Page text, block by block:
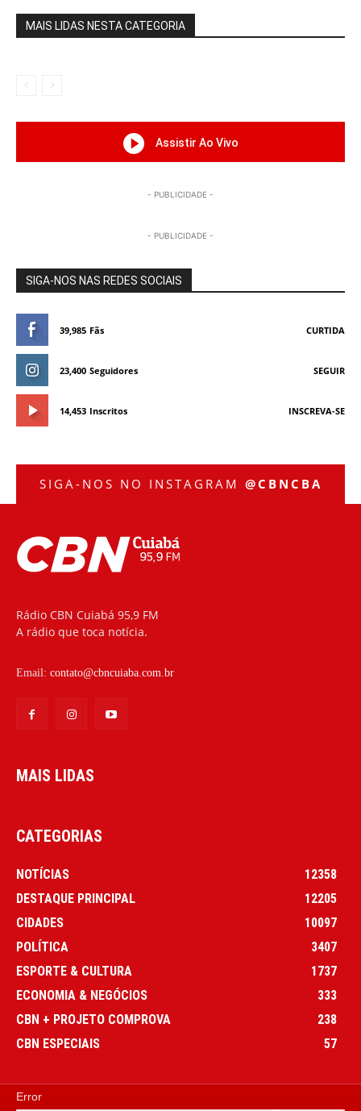
MAIS LIDAS NESTA CATEGORIA
Assistir Ao Vivo
- PUBLICIDADE -
- PUBLICIDADE -
SIGA-NOS NAS REDES SOCIAIS
39,985 Fãs CURTIDA
23,400 Seguidores SEGUIR
14,453 Inscritos INSCREVA-SE
Error
SIGA-NOS NO INSTAGRAM @CBNCBA
Rádio CBN Cuiabá 95,9 FM
A rádio que toca notícia.
Email: contato@cbncuiaba.com.br
MAIS LIDAS
CATEGORIAS
NOTÍCIAS
12358
DESTAQUE PRINCIPAL
12205
CIDADES
10097
POLÍTICA
3407
ESPORTE & CULTURA
1737
ECONOMIA & NEGÓCIOS
333
CBN + PROJETO COMPROVA
238
CBN ESPECIAIS
57